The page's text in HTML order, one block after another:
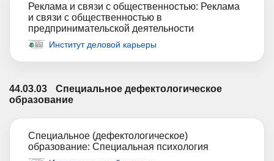
Реклама и связи с общественностью: Реклама
и связи с общественностью в
предпринимательской деятельности
Институт деловой карьеры
44.03.03
Специальное дефектологическое
образование
Специальное (дефектологическое)
образование: Специальная психология